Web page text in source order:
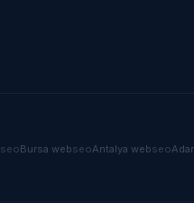
seoBursa webseoAntalya webseo